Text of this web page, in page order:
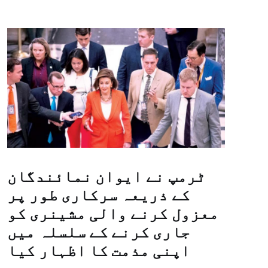
ٹرمپ نے ایوان نمائندگان
کے ذریعہ سرکاری طور پر
معزول کرنے والی مشینری کو
جاری کرنے کے سلسلہ میں
اپنی مذمت کا اظہار کیا